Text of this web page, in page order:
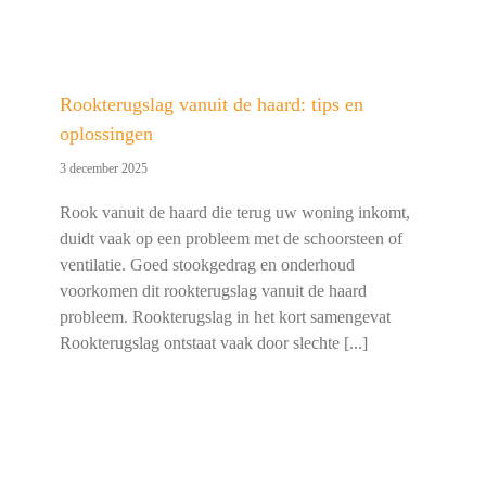
Rookterugslag vanuit de haard: tips en
oplossingen
3 december 2025
Rook vanuit de haard die terug uw woning inkomt,
duidt vaak op een probleem met de schoorsteen of
ventilatie. Goed stookgedrag en onderhoud
voorkomen dit rookterugslag vanuit de haard
probleem. Rookterugslag in het kort samengevat
Rookterugslag ontstaat vaak door slechte [...]